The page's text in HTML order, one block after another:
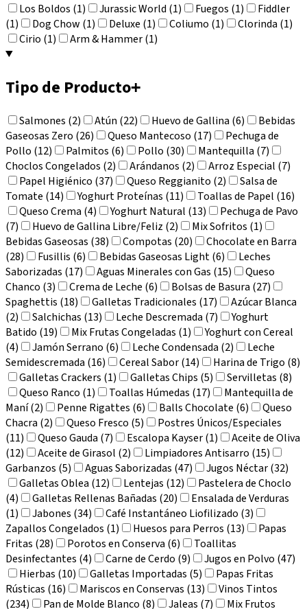
Los Boldos (1)
Jurassic World (1) Fuegos (1)
Fiddler
(1)
Dog Chow (1) Deluxe (1) Coliumo (1)
Clorinda (1)
Cirio (1)
Arm & Hammer (1)
Tipo de Producto+
Salmones (2) Atún (22) Huevo de Gallina (6)
Bebidas
Gaseosas Zero (26)
Queso Mantecoso (17)
Pechuga de
Pollo (12)
Palmitos (6) Pollo (30)
Mantequilla (7)
Choclos Congelados (2)
Arándanos (2)
Arroz Especial (7)
Papel Higiénico (37)
Queso Reggianito (2)
Salsa de
Tomate (14)
Yoghurt Proteínas (11)
Toallas de Papel (16)
Queso Crema (4)
Yoghurt Natural (13)
Pechuga de Pavo
(7)
Huevo de Gallina Libre/Feliz (2)
Mix Sofritos (1)
Bebidas Gaseosas (38)
Compotas (20)
Chocolate en Barra
(28)
Fusillis (6) Bebidas Gaseosas Light (6)
Leches
Saborizadas (17)
Aguas Minerales con Gas (15)
Queso
Chanco (3)
Crema de Leche (6)
Bolsas de Basura (27)
Spaghettis (18)
Galletas Tradicionales (17)
Azúcar Blanca
(2)
Salchichas (13) Leche Descremada (7)
Yoghurt
Batido (19)
Mix Frutas Congeladas (1)
Yoghurt con Cereal
(4)
Jamón Serrano (6) Leche Condensada (2)
Leche
Semidescremada (16)
Cereal Sabor (14)
Harina de Trigo (8)
Galletas Crackers (1)
Galletas Chips (5)
Servilletas (8)
Queso Ranco (1)
Toallas Húmedas (17)
Mantequilla de
Maní (2)
Penne Rigattes (6) Balls Chocolate (6)
Queso
Chacra (2)
Queso Fresco (5)
Postres Únicos/Especiales
(11)
Queso Gauda (7) Escalopa Kayser (1)
Aceite de Oliva
(12)
Aceite de Girasol (2)
Limpiadores Antisarro (15)
Garbanzos (5)
Aguas Saborizadas (47)
Jugos Néctar (32)
Galletas Oblea (12)
Lentejas (12)
Pastelera de Choclo
(4)
Galletas Rellenas Bañadas (20)
Ensalada de Verduras
(1)
Jabones (34)
Café Instantáneo Liofilizado (3)
Zapallos Congelados (1)
Huesos para Perros (13)
Papas
Fritas (28)
Porotos en Conserva (6)
Toallitas
Desinfectantes (4)
Carne de Cerdo (9)
Jugos en Polvo (47)
Hierbas (10)
Galletas Importadas (5)
Papas Fritas
Rústicas (16)
Mariscos en Conservas (13)
Vinos Tintos
(234)
Pan de Molde Blanco (8) Jaleas (7)
Mix Frutos